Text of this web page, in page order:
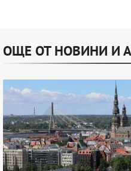
ОЩЕ ОТ НОВИНИ И